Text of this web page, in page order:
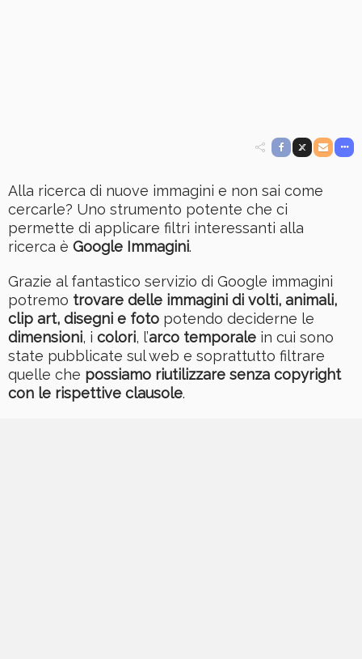
Alla ricerca di nuove immagini e non sai come
cercarle? Uno strumento potente che ci
permette di applicare filtri interessanti alla
ricerca è Google Immagini.
Grazie al fantastico servizio di Google immagini
potremo trovare delle immagini di volti, animali,
clip art, disegni e foto potendo deciderne le
dimensioni, i colori, l’arco temporale in cui sono
state pubblicate sul web e soprattutto filtrare
quelle che possiamo riutilizzare senza copyright
con le rispettive clausole.